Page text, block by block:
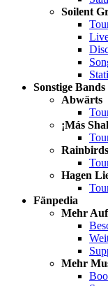
Soilent
Sonstige Bands
Abwärts
¡Más
Rainbirds
Hagen
Fänpedia
Mehr
Mehr